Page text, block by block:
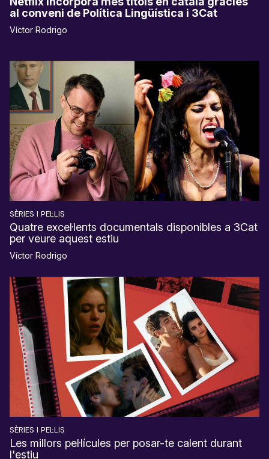
al conveni de Política Lingüística i 3Cat
Víctor Rodrigo
SÈRIES I PEL·LIS
Quatre excel·lents documentals disponibles a 3Cat
per veure aquest estiu
Víctor Rodrigo
SÈRIES I PEL·LIS
Les millors pel·lícules per posar-te calent durant
l'estiu